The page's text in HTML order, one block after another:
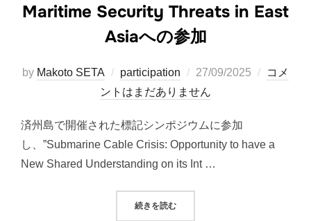
Maritime Security Threats in East
Asiaへの参加
by Makoto SETA participation
投
稿
27/09/2025
コメ
ントはまだありません
済州島で開催された標記シンポジウムに参加
し、”Submarine Cable Crisis: Opportunity to have a
New Shared Understanding on its Int …
続きを読む“NEW STRATEGIC RESPONSES